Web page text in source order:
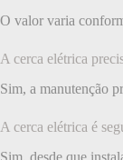
O valor varia
A cerca elétrica
Sim, a manutenção
A cerca elétrica é
Sim, desde que